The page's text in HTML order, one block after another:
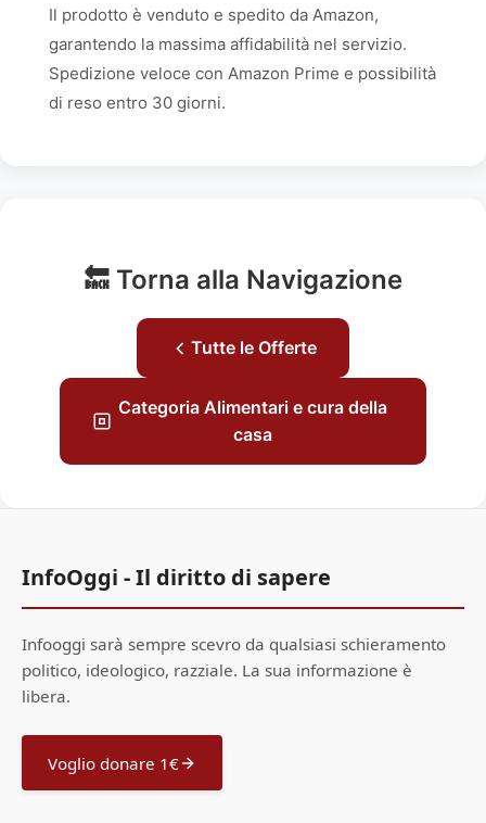
Il prodotto è venduto e spedito da Amazon,
garantendo la massima affidabilità nel servizio.
Spedizione veloce con Amazon Prime e possibilità
di reso entro 30 giorni.
🔙 Torna alla Navigazione
Tutte le Offerte
Categoria Alimentari e cura della
casa
InfoOggi - Il diritto di sapere
Infooggi sarà sempre scevro da qualsiasi schieramento
politico, ideologico, razziale. La sua informazione è
libera.
Voglio donare 1€